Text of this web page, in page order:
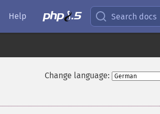
Help Search docs
Change language: